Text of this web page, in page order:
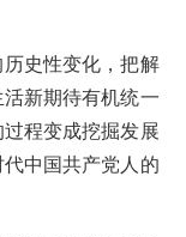
史性变化，把解
新期待有机统一
程变成挖掘发展
中国共产党人的